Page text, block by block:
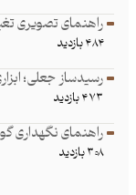
راهنمای تصویری
۴۸۴ بازدید
رسیدساز جعلی؛
۴۷۳ بازدید
راهنمای نگهداری
۳۰۸ بازدید